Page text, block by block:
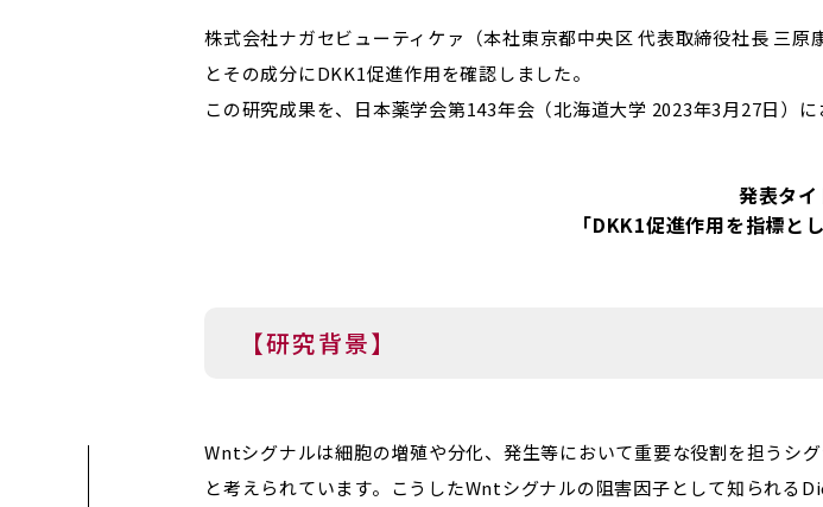
株式会社ナガセビューティケァ（本社東京都中央区 代表取締役社長 三
とその成分にDKK1促進作用を確認しました。
この研究成果を、日本薬学会第143年会（北海道大学 2023年3月27日）に
発表タ
「DKK1促進作用を指標と
【研究背景】
Wntシグナルは細胞の増殖や分化、発生等において重要な役割を担うシ
と考えられています。こうしたWntシグナルの阻害因子として知られ